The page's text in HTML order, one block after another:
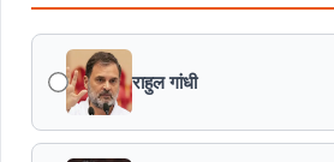
मुख्यमंत्री डॉ. यादव ने पूर्व विदेश मंत्री
पुण्यतिथि पर श्रद्धांजलि अर्पित की
जन-कल्याणकारी तथा हितग्राही मूलक
बनाने के लिए अनुशंसाएं देने उच्च स्तरीय
राहुल गांधी